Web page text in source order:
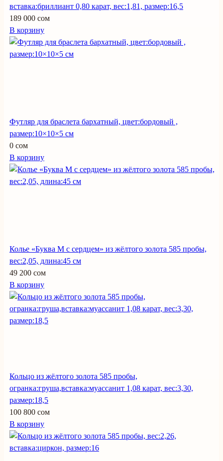
вставка:бриллиант 0,80 карат, вес:1,81, размер:16,5
189 000 сом
В корзину
Футляр для браслета бархатный, цвет:бордовый ,
размер:10×10×5 см
0 сом
В корзину
Колье «Буква М с сердцем» из жёлтого золота 585 пробы,
вес:2,05, длина:45 см
49 200 сом
В корзину
Кольцо из жёлтого золота 585 пробы,
огранка:груша,вставка:муассанит 1,08 карат, вес:3,30,
размер:18,5
100 800 сом
В корзину